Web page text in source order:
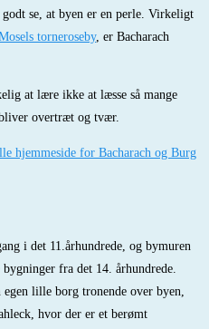
se, at byen er en perle. Virkeligt
torneroseby, er Bacharach
at lære ikke at læsse så mange
overtræt og tvær.
hjemmeside for Bacharach og Burg
i det 11.århundrede, og bymuren
fra det 14. århundrede.
lille borg tronende over byen,
hvor der er et berømt